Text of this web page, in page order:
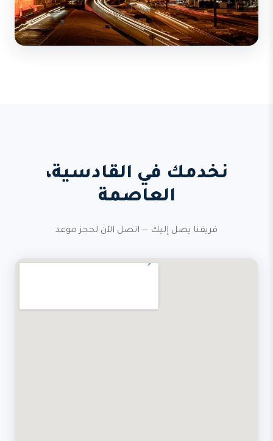
نخدمك في القادسية،
العاصمة
فريقنا يصل إليك — اتصل الآن لحجز موعد